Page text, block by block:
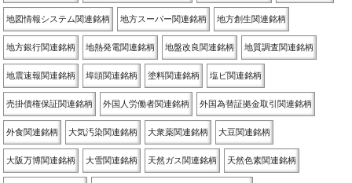
地図情報システム関連銘柄 地方スーパー関連銘柄 地方創生関連銘柄
地方銀行関連銘柄 地熱発電関連銘柄 地盤改良関連銘柄 地質調査関連銘柄
地震速報関連銘柄 埠頭関連銘柄 塗料関連銘柄 塩ビ関連銘柄
売掛債権保証関連銘柄 外国人労働者関連銘柄 外国為替証拠金取引関連銘柄
外食関連銘柄 大気汚染関連銘柄 大衆薬関連銘柄 大豆関連銘柄
大阪万博関連銘柄 大雪関連銘柄 天然ガス関連銘柄 天然色素関連銘柄